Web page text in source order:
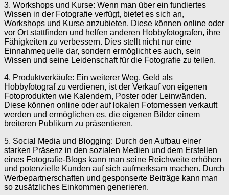
3. Workshops und Kurse: Wenn man über ein fundiertes
Wissen in der Fotografie verfügt, bietet es sich an,
Workshops und Kurse anzubieten. Diese können online oder
vor Ort stattfinden und helfen anderen Hobbyfotografen, ihre
Fähigkeiten zu verbessern. Dies stellt nicht nur eine
Einnahmequelle dar, sondern ermöglicht es auch, sein
Wissen und seine Leidenschaft für die Fotografie zu teilen.
4. Produktverkäufe: Ein weiterer Weg, Geld als
Hobbyfotograf zu verdienen, ist der Verkauf von eigenen
Fotoprodukten wie Kalendern, Poster oder Leinwänden.
Diese können online oder auf lokalen Fotomessen verkauft
werden und ermöglichen es, die eigenen Bilder einem
breiteren Publikum zu präsentieren.
5. Social Media und Blogging: Durch den Aufbau einer
starken Präsenz in den sozialen Medien und dem Erstellen
eines Fotografie-Blogs kann man seine Reichweite erhöhen
und potenzielle Kunden auf sich aufmerksam machen. Durch
Werbepartnerschaften und gesponserte Beiträge kann man
so zusätzliches Einkommen generieren.